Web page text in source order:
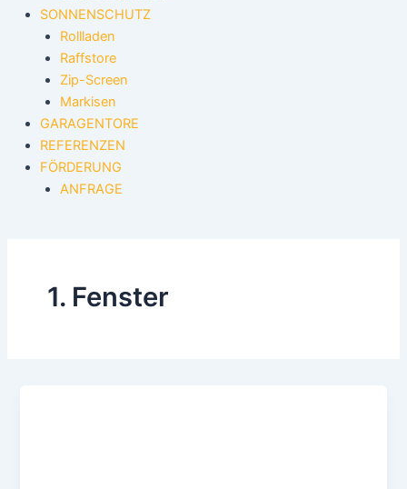
SONNENSCHUTZ
Rollladen
Raffstore
Zip-Screen
Markisen
GARAGENTORE
REFERENZEN
FÖRDERUNG
ANFRAGE
1. Fenster